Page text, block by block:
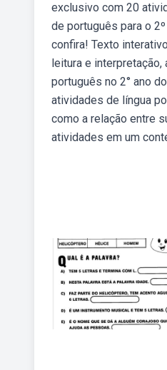
exclusivo com 20
de português para o
confira! Texto
leitura e
português no 2° ano
atividades de língua
como a relação entre
atividades em um